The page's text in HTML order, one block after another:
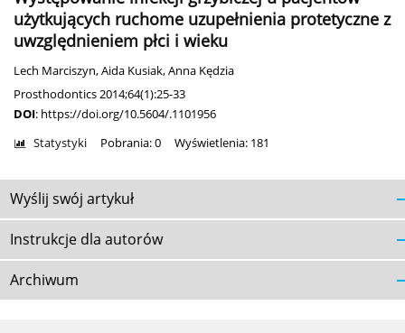
użytkujących ruchome uzupełnienia protetyczne z
uwzględnieniem płci i wieku
Lech Marciszyn,Aida Kusiak,Anna Kędzia
Prosthodontics 2014;64(1):25-33
DOI: https://doi.org/10.5604/.1101956
Statystyki Pobrania: 0 Wyświetlenia: 181
Wyślij swój artykuł
Instrukcje dla autorów
Archiwum